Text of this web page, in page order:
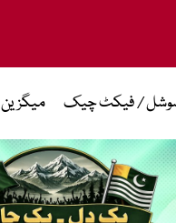
/ فیکٹ چیک میگزین